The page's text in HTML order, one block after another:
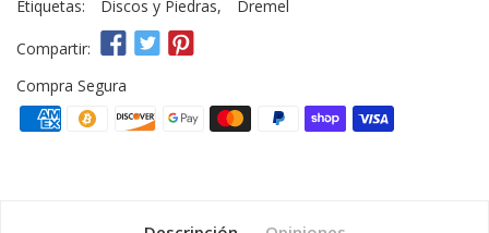
Etiquetas:
Discos y Piedras, Dremel
Compartir:
Compra Segura